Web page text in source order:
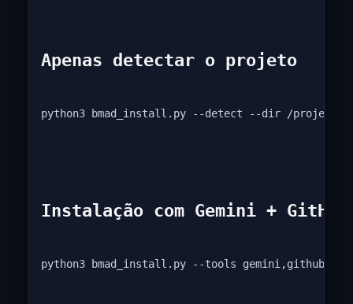
Apenas detectar o projeto
python3 bmad_install.py --detect --dir /projeto
Instalação com Gemini +
python3 bmad_install.py --tools gemini,github-